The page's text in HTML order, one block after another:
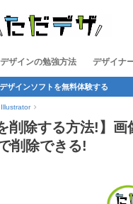
デザインの勉強方法 デザイナ
デザインソフトを無料体験する
Illustrator
削除する方法!】画
削除できる!